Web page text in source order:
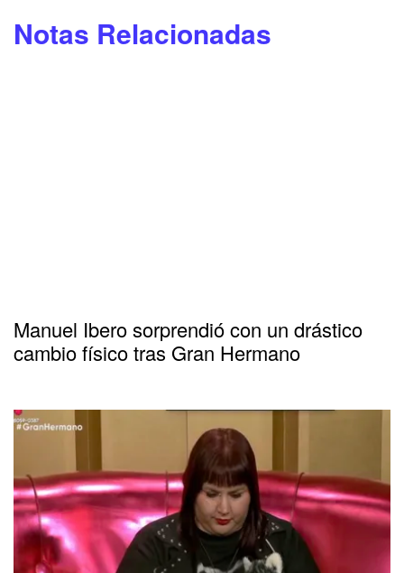
Notas Relacionadas
Manuel Ibero sorprendió con un drástico
cambio físico tras Gran Hermano